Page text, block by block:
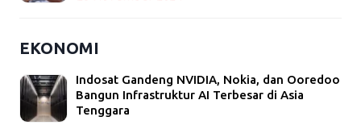
EKONOMI
Indosat Gandeng NVIDIA, Nokia, dan Ooredoo
Bangun Infrastruktur AI Terbesar di Asia
Tenggara